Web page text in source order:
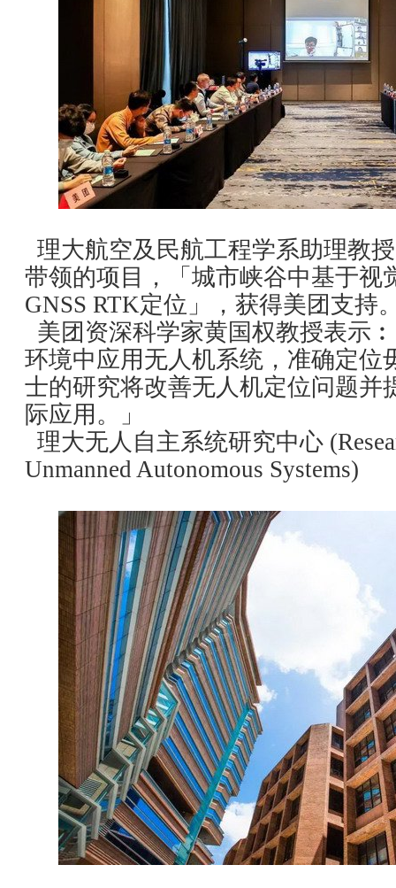
理大航空及民航工程学系助理教
带领的项目，「城市峡谷中基于视
GNSS RTK定位」，获得美团支持
美团资深科学家黄国权教授表示
环境中应用无人机系统，准确定位
士的研究将改善无人机定位问题并
际应用。」
理大无人自主系统研究中心
Unmanned Autonomous Systems)